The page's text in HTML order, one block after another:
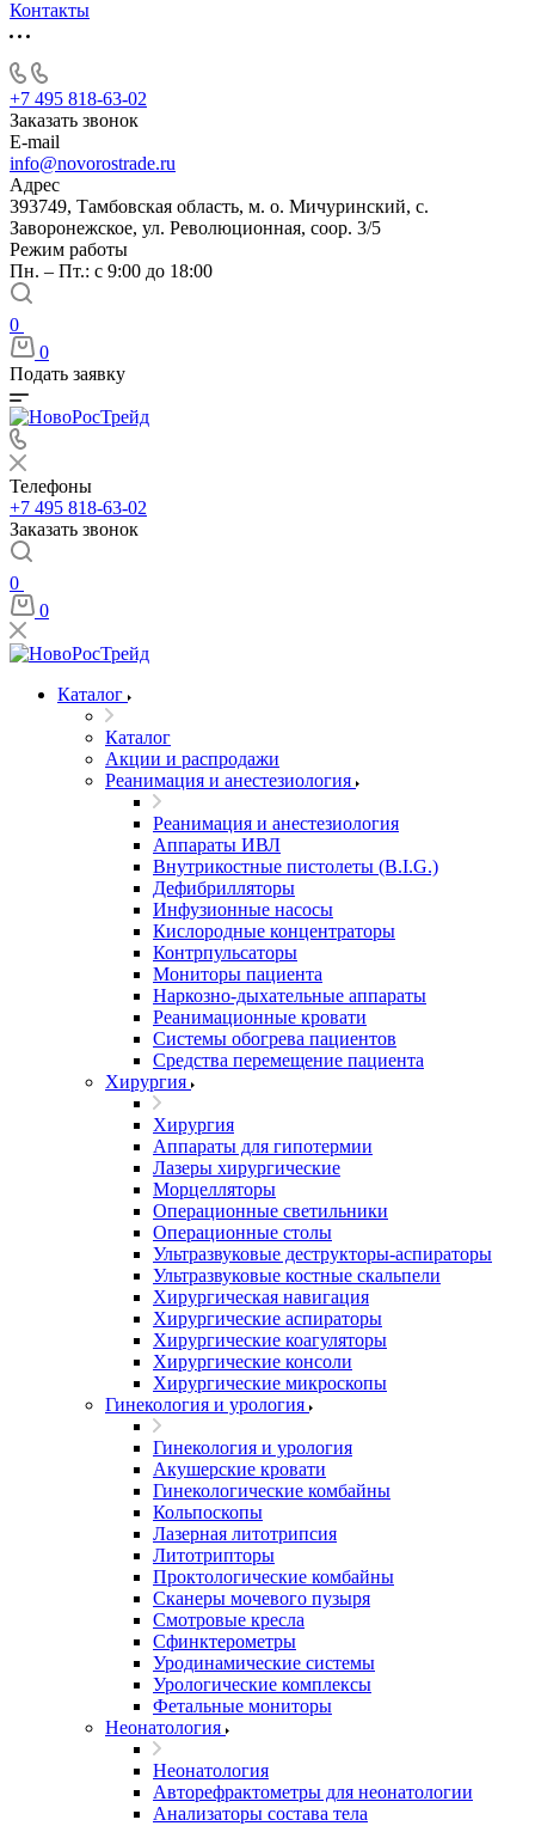
Контакты
+7 495 818-63-02
Заказать звонок
E-mail
info@novorostrade.ru
Адрес
393749, Тамбовская область, м. о. Мичуринский, с.
Заворонежское, ул. Революционная, соор. 3/5
Режим работы
Пн. – Пт.: с 9:00 до 18:00
0
0
Подать заявку
Телефоны
+7 495 818-63-02
Заказать звонок
0
0
Каталог
Каталог
Акции и распродажи
Реанимация и анестезиология
Реанимация и анестезиология
Аппараты ИВЛ
Внутрикостные пистолеты (B.I.G.)
Дефибрилляторы
Инфузионные насосы
Кислородные концентраторы
Контрпульсаторы
Мониторы пациента
Наркозно-дыхательные аппараты
Реанимационные кровати
Системы обогрева пациентов
Средства перемещение пациента
Хирургия
Хирургия
Аппараты для гипотермии
Лазеры хирургические
Морцелляторы
Операционные светильники
Операционные столы
Ультразвуковые деструкторы-аспираторы
Ультразвуковые костные скальпели
Хирургическая навигация
Хирургические аспираторы
Хирургические коагуляторы
Хирургические консоли
Хирургические микроскопы
Гинекология и урология
Гинекология и урология
Акушерские кровати
Гинекологические комбайны
Кольпоскопы
Лазерная литотрипсия
Литотрипторы
Проктологические комбайны
Сканеры мочевого пузыря
Смотровые кресла
Сфинктерометры
Уродинамические системы
Урологические комплексы
Фетальные мониторы
Неонатология
Неонатология
Авторефрактометры для неонатологии
Анализаторы состава тела